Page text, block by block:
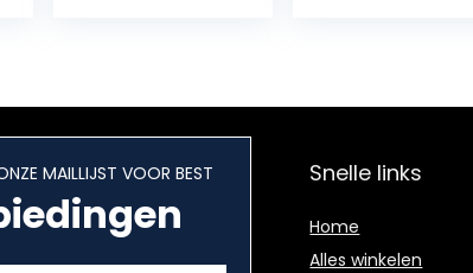
Reizen
MAILLIJST VOOR BEST Snelle links
Home
Alles winkelen